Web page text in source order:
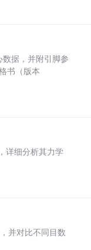
数据，并附引脚参
书（版本
详细分析其力学
并对比不同目数